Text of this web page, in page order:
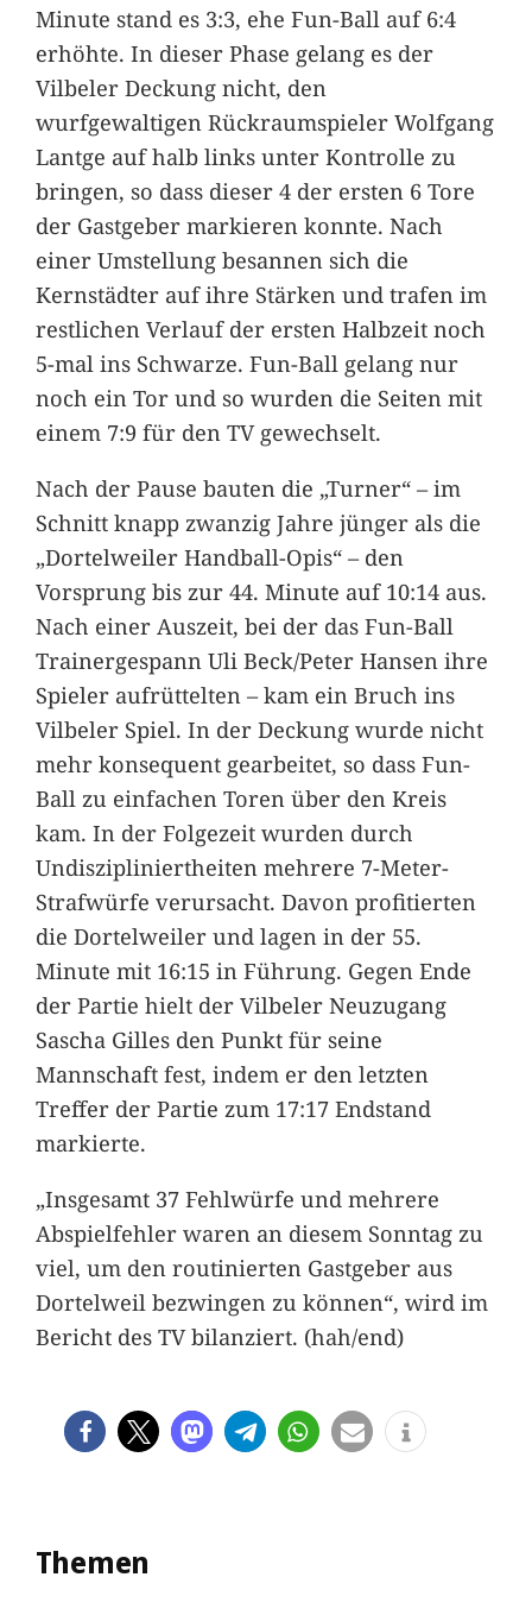
Minute stand es 3:3, ehe Fun-Ball auf 6:4
erhöhte. In dieser Phase gelang es der
Vilbeler Deckung nicht, den
wurfgewaltigen Rückraumspieler Wolfgang
Lantge auf halb links unter Kontrolle zu
bringen, so dass dieser 4 der ersten 6 Tore
der Gastgeber markieren konnte. Nach
einer Umstellung besannen sich die
Kernstädter auf ihre Stärken und trafen im
restlichen Verlauf der ersten Halbzeit noch
5-mal ins Schwarze. Fun-Ball gelang nur
noch ein Tor und so wurden die Seiten mit
einem 7:9 für den TV gewechselt.
Nach der Pause bauten die „Turner“ – im
Schnitt knapp zwanzig Jahre jünger als die
„Dortelweiler Handball-Opis“ – den
Vorsprung bis zur 44. Minute auf 10:14 aus.
Nach einer Auszeit, bei der das Fun-Ball
Trainergespann Uli Beck/Peter Hansen ihre
Spieler aufrüttelten – kam ein Bruch ins
Vilbeler Spiel. In der Deckung wurde nicht
mehr konsequent gearbeitet, so dass Fun-
Ball zu einfachen Toren über den Kreis
kam. In der Folgezeit wurden durch
Undiszipliniertheiten mehrere 7-Meter-
Strafwürfe verursacht. Davon profitierten
die Dortelweiler und lagen in der 55.
Minute mit 16:15 in Führung. Gegen Ende
der Partie hielt der Vilbeler Neuzugang
Sascha Gilles den Punkt für seine
Mannschaft fest, indem er den letzten
Treffer der Partie zum 17:17 Endstand
markierte.
„Insgesamt 37 Fehlwürfe und mehrere
Abspielfehler waren an diesem Sonntag zu
viel, um den routinierten Gastgeber aus
Dortelweil bezwingen zu können“, wird im
Bericht des TV bilanziert. (hah/end)
Themen